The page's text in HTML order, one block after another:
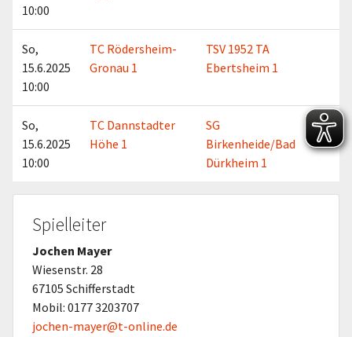
10:00
So,
15.6.2025
10:00
TC Rödersheim-
Gronau 1
TSV 1952 TA
Ebertsheim 1
So,
15.6.2025
10:00
TC Dannstadter
Höhe 1
SG
Birkenheide/Bad
Dürkheim 1
Spielleiter
Jochen Mayer
Wiesenstr. 28
67105 Schifferstadt
Mobil: 0177 3203707
jochen-mayer@t-online.de